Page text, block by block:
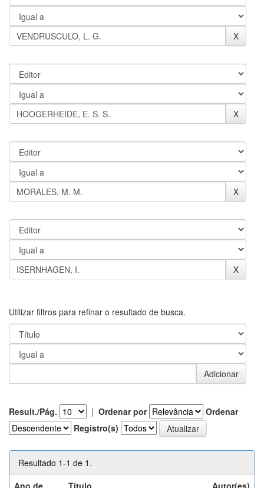
Utilizar filtros para refinar o resultado de busca.
Result./Pág. | Ordenar por
Ordenar
Registro(s)
Resultado 1-1 de 1.
Ano de
Título Autor(es)